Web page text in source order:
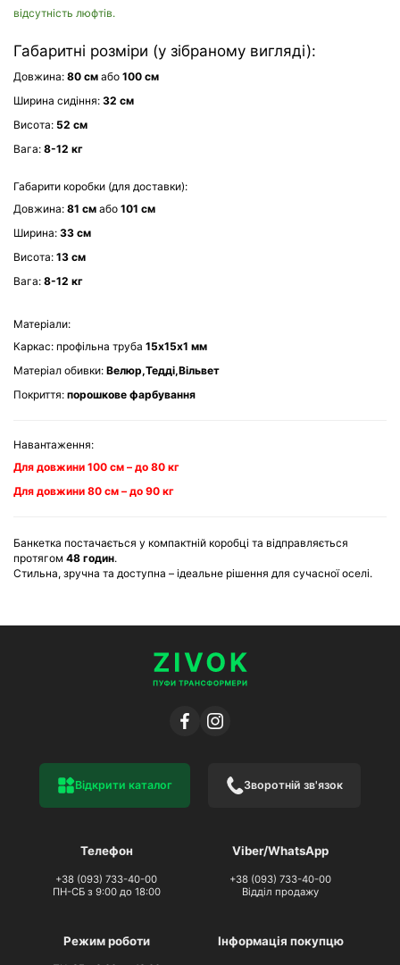
відсутність люфтів.
Габаритні розміри (у зібраному вигляді):
Довжина: 80 см або 100 см
Ширина сидіння: 32 см
Висота: 52 см
Вага: 8-12 кг
Габарити коробки (для доставки):
Довжина: 81 см або 101 см
Ширина: 33 см
Висота: 13 см
Вага: 8-12 кг
Матеріали:
Каркас: профільна труба 15х15х1 мм
Матеріал обивки: Велюр,Тедді,Вільвет
Покриття: порошкове фарбування
Навантаження:
Для довжини 100 см – до 80 кг
Для довжини 80 см – до 90 кг
Банкетка постачається у компактній коробці та відправляється
протягом 48 годин.
Стильна, зручна та доступна – ідеальне рішення для сучасної оселі.
Телефон
+38 (093) 733-40-00
ПН-СБ з 9:00 до 18:00
Viber/WhatsApp
+38 (093) 733-40-00
Відділ продажу
Режим роботи Інформація покупцю
Відкрити каталог Зворотній зв'язок